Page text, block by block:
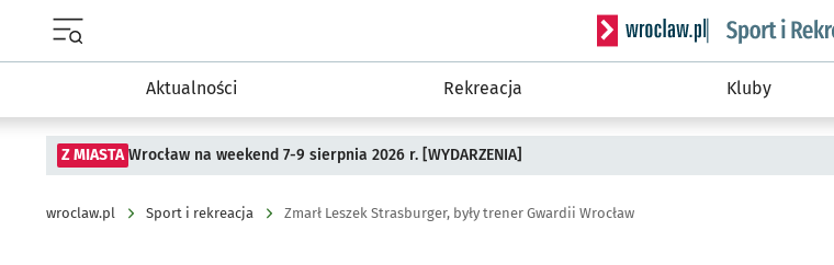
Serwis informacyjny
Aktualności Rekreacja Kluby
Z MIASTA Wrocław na weekend 7-9 sierpnia 2026 r. [WYDARZENIA]
wroclaw.pl Sport i rekreacja Zmarł Leszek Strasburger, były trener Gwardii Wrocław